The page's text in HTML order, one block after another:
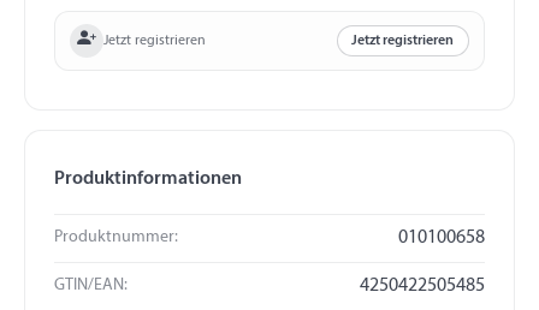
Jetzt registrieren Jetzt registrieren
Produktinformationen
Produktnummer: 010100658
GTIN/EAN: 4250422505485